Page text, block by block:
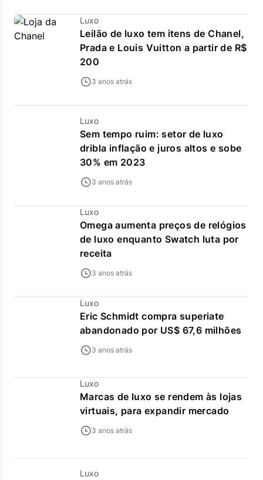
Luxo
Leilão de luxo tem itens de Chanel,
Prada e Louis Vuitton a partir de R$
200
3 anos atrás
Luxo
Sem tempo ruim: setor de luxo
dribla inflação e juros altos e sobe
30% em 2023
3 anos atrás
Luxo
Omega aumenta preços de relógios
de luxo enquanto Swatch luta por
receita
3 anos atrás
Luxo
Eric Schmidt compra superiate
abandonado por US$ 67,6 milhões
3 anos atrás
Luxo
Marcas de luxo se rendem às lojas
virtuais, para expandir mercado
3 anos atrás
Luxo